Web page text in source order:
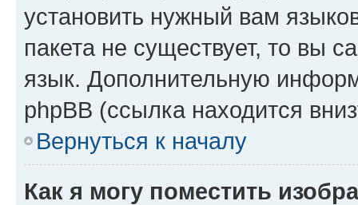
установить нужный вам
пакета не существует, то вы
язык. Дополнительную
phpBB (ссылка находится
Вернуться к началу
Как я могу поместить